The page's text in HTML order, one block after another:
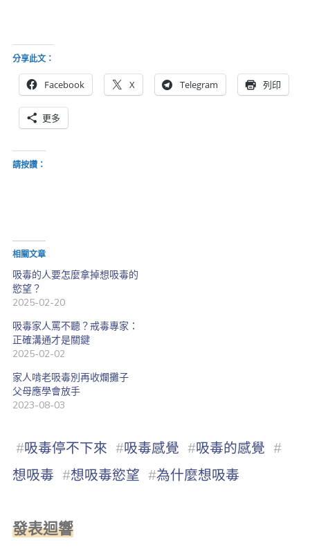
分享此文：
Facebook X Telegram 列印
更多
請按讚：
相關文章
吸毒的人要怎麼拿掉想吸毒的
慾望？
2025-02-20
吸毒家人罵不聽？戒毒專家：
正確溝通才是關鍵
2025-02-02
家人啃老吸毒別再收爛攤子
父母應學會放手
2023-08-03
#吸毒停不下來 #吸毒感覺 #吸毒的感覺 #
想吸毒 #想吸毒慾望 #為什麼想吸毒
發表迴響